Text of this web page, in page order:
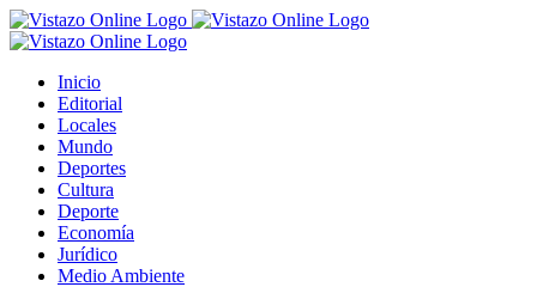
Saltar
al
Inicio
Editorial
Locales
Mundo
Deportes
Cultura
Deporte
Economía
Jurídico
Medio Ambiente